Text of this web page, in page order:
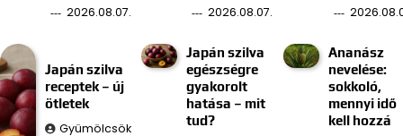
2026.08.07.
2026.08.07.
Japán szilva
receptek – új
ötletek
Gyümölcsök
Japán szilva
egészségre
gyakorolt
hatása – mit
tud?
Ananász
nevelése:
sokkoló,
mennyi idő
kell hozzá